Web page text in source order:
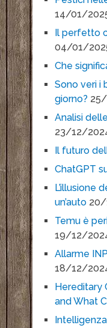
14/01/
Il perfetto
04/01/
Che
Sono veri i
giorno?
Analisi
23/12/
Il futuro
ChatGPT
L’illusione
un’auto 20/
Temu è
19/12/
Allarme
18/12/
Hereditary
and What